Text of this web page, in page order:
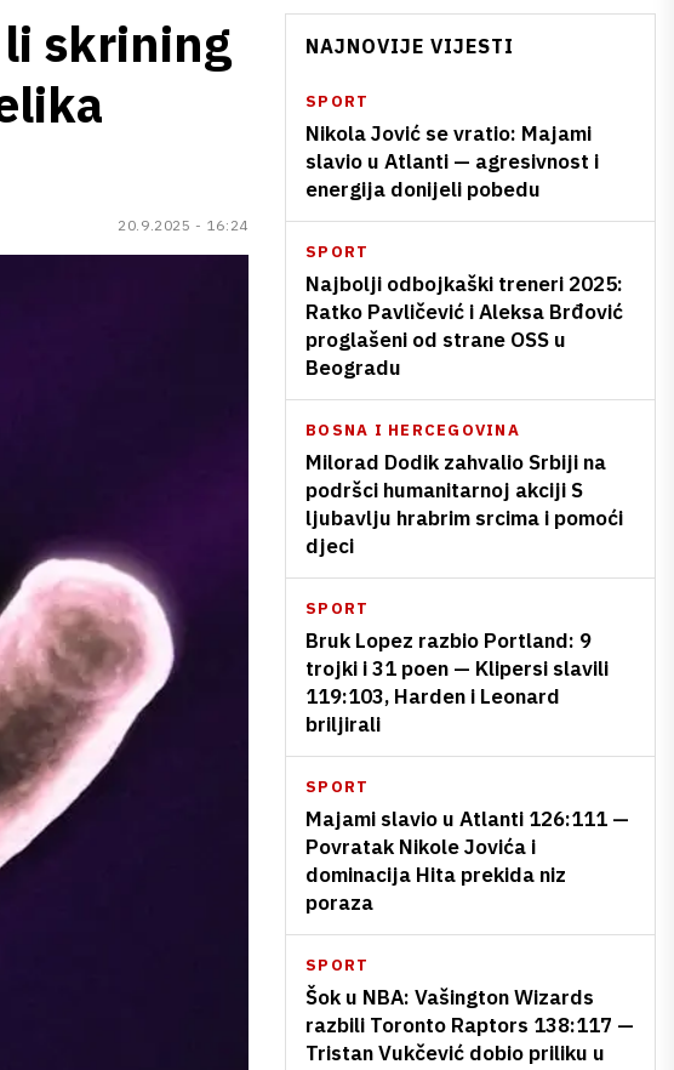
skrining
20.9.2025 - 16:24
NAJNOVIJE VIJESTI
SPORT
Nikola Jović se vratio: Majami
slavio u Atlanti — agresivnost i
energija donijeli pobedu
SPORT
Najbolji odbojkaški treneri 2025:
Ratko Pavličević i Aleksa Brđović
proglašeni od strane OSS u
Beogradu
BOSNA I HERCEGOVINA
Milorad Dodik zahvalio Srbiji na
podršci humanitarnoj akciji S
ljubavlju hrabrim srcima i pomoći
djeci
SPORT
Bruk Lopez razbio Portland: 9
trojki i 31 poen — Klipersi slavili
119:103, Harden i Leonard
briljirali
SPORT
Majami slavio u Atlanti 126:111 —
Povratak Nikole Jovića i
dominacija Hita prekida niz
poraza
SPORT
Šok u NBA: Vašington Wizards
razbili Toronto Raptors 138:117 —
Tristan Vukčević dobio priliku u